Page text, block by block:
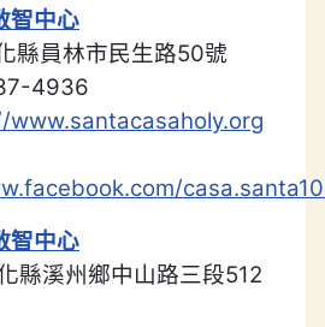
智中心
縣員林市民生路50號
4936
www.santacasaholy.org
智中心
縣溪州鄉中山路三段512